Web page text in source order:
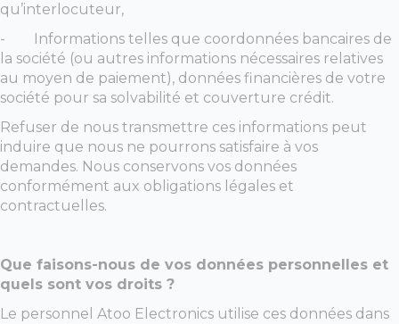
qu’interlocuteur,
-
Informations telles que coordonnées bancaires de
la société (ou autres informations nécessaires relatives
au moyen de paiement), données financières de votre
société pour sa solvabilité et couverture crédit.
Refuser de nous transmettre ces informations peut
induire que nous ne pourrons satisfaire à vos
demandes. Nous conservons vos données
conformément aux obligations légales et
contractuelles.
Que faisons-nous de vos données personnelles et
quels sont vos droits ?
Le personnel Atoo Electronics utilise ces données dans